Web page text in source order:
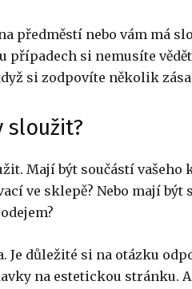
předměstí nebo vám má
případech si nemusíte
si zodpovíte několik
sloužit?
Mají být součástí
ve sklepě? Nebo mají být
Je důležité si na otázku
na estetickou stránku.